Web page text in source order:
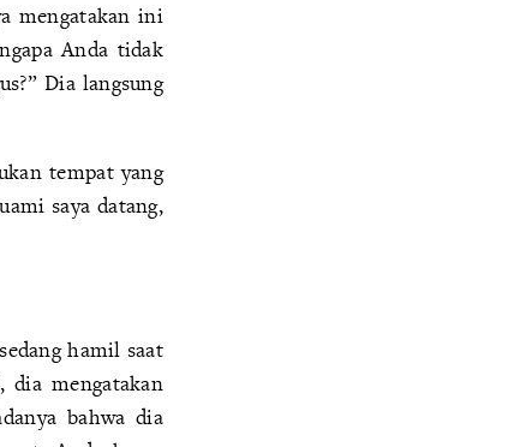
mengatakan ini
Anda tidak
Dia langsung
tempat yang
saya datang,
hamil saat
dia mengatakan
bahwa dia